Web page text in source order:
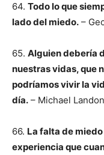
64. Todo lo que
lado del miedo. –
65. Alguien debería
nuestras vidas, que
podríamos vivir la
día. – Michael Landon
66. La falta de
experiencia que